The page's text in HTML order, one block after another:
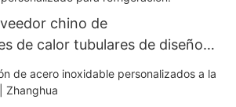
chino de
de calor tubulares de diseño
refrigeración.